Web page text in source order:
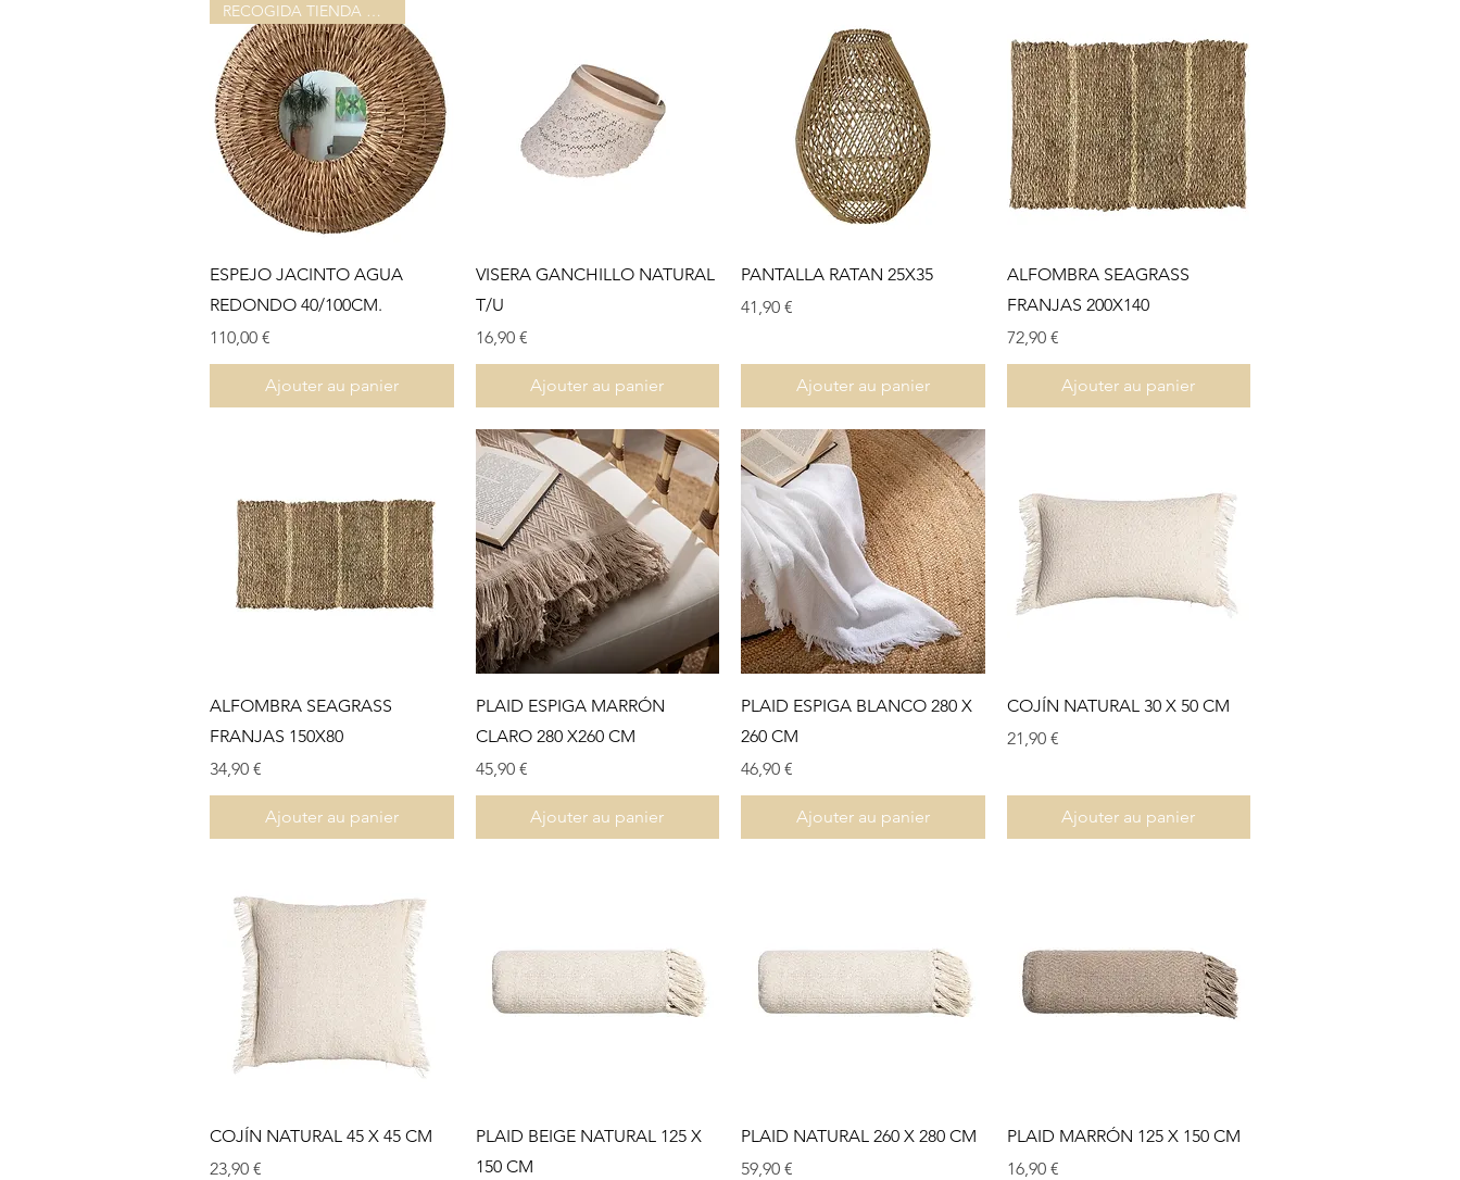
Aperçu rapide
ESPEJO JACINTO AGUA
REDONDO 40/100CM.
Prix
110,00 €
Ajouter au panier
Aperçu rapide
VISERA GANCHILLO NATURAL
T/U
Prix
16,90 €
Ajouter au panier
Aperçu rapide
PANTALLA RATAN 25X35
Prix
41,90 €
Ajouter au panier
Aperçu rapide
ALFOMBRA SEAGRASS
FRANJAS 200X140
Prix
72,90 €
Ajouter au panier
Aperçu rapide
ALFOMBRA SEAGRASS
FRANJAS 150X80
Prix
34,90 €
Ajouter au panier
Aperçu rapide
PLAID ESPIGA MARRÓN
CLARO 280 X260 CM
Prix
45,90 €
Ajouter au panier
Aperçu rapide
PLAID ESPIGA BLANCO 280 X
260 CM
Prix
46,90 €
Ajouter au panier
Aperçu rapide
COJÍN NATURAL 30 X 50 CM
Prix
21,90 €
Ajouter au panier
Aperçu rapide
COJÍN NATURAL 45 X 45 CM
Prix
23,90 €
Aperçu rapide
PLAID BEIGE NATURAL 125 X
150 CM
Aperçu rapide
PLAID NATURAL 260 X 280 CM
Prix
59,90 €
Aperçu rapide
PLAID MARRÓN 125 X 150 CM
Prix
16,90 €